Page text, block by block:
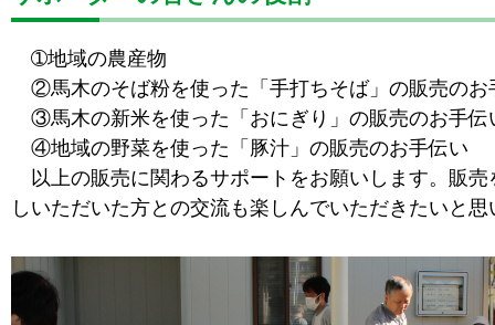
➀地域の農産物
②馬木のそば粉を使った「手打ちそば」の販売のお
③馬木の新米を使った「おにぎり」の販売のお手伝
④地域の野菜を使った「豚汁」の販売のお手伝い
以上の販売に関わるサポートをお願いします。販売
しいただいた方との交流も楽しんでいただきたいと思